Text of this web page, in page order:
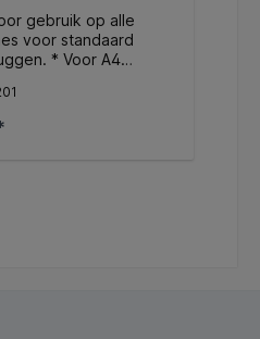
gebruik op alle
voor standaard
* Voor A4